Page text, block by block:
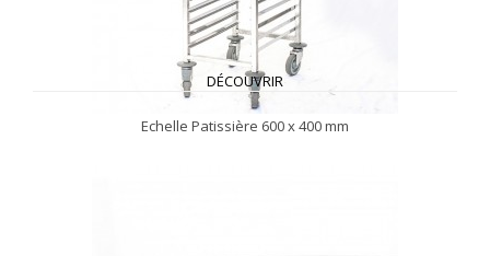
DÉCOUVRIR
Echelle Patissière 600 x 400 mm